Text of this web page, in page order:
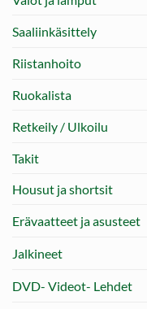
Saaliinkäsittely
Riistanhoito
Ruokalista
Retkeily / Ulkoilu
Takit
Housut ja shortsit
Erävaatteet ja asusteet
Jalkineet
DVD- Videot- Lehdet